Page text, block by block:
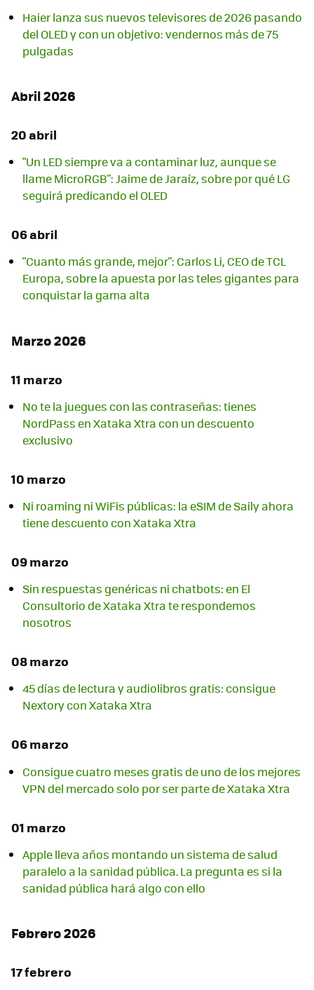
Haier lanza sus nuevos televisores de 2026 pasando
del OLED y con un objetivo: vendernos más de 75
pulgadas
Abril 2026
20 abril
"Un LED siempre va a contaminar luz, aunque se
llame MicroRGB": Jaime de Jaraíz, sobre por qué LG
seguirá predicando el OLED
06 abril
"Cuanto más grande, mejor": Carlos Li, CEO de TCL
Europa, sobre la apuesta por las teles gigantes para
conquistar la gama alta
Marzo 2026
11 marzo
No te la juegues con las contraseñas: tienes
NordPass en Xataka Xtra con un descuento
exclusivo
10 marzo
Ni roaming ni WiFis públicas: la eSIM de Saily ahora
tiene descuento con Xataka Xtra
09 marzo
Sin respuestas genéricas ni chatbots: en El
Consultorio de Xataka Xtra te respondemos
nosotros
08 marzo
45 días de lectura y audiolibros gratis: consigue
Nextory con Xataka Xtra
06 marzo
Consigue cuatro meses gratis de uno de los mejores
VPN del mercado solo por ser parte de Xataka Xtra
01 marzo
Apple lleva años montando un sistema de salud
paralelo a la sanidad pública. La pregunta es si la
sanidad pública hará algo con ello
Febrero 2026
17 febrero